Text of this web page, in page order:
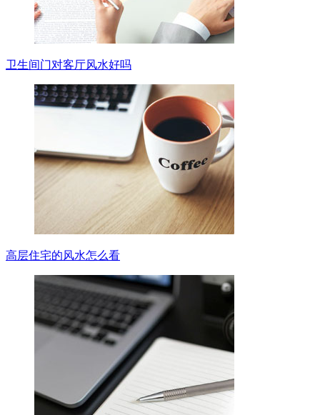
卫生间门对客厅风水好吗
高层住宅的风水怎么看